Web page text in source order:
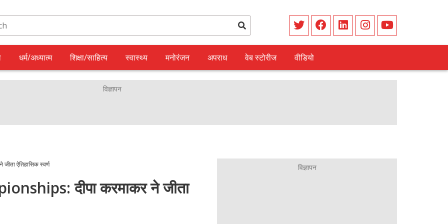
धर्म/अध्यात्म शिक्षा/साहित्य स्वास्थ्य मनोरंजन अपराध वेब स्टोरीज वीडियो
ऐतिहासिक स्वर्ण
दीपा करमाकर ने जीता